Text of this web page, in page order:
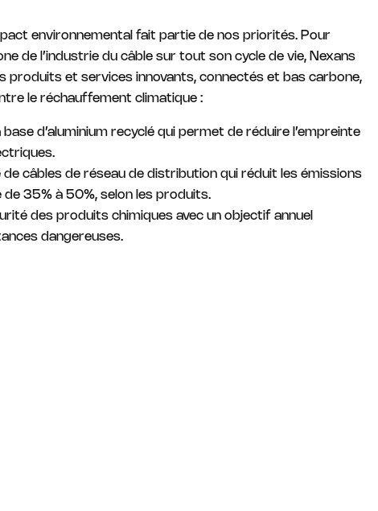
environnemental fait partie de nos priorités. Pour
de l’industrie du câble sur tout son cycle de vie, Nexans
produits et services innovants, connectés et bas carbone,
le réchauffement climatique :
d’aluminium recyclé qui permet de réduire l’empreinte
câbles de réseau de distribution qui réduit les émissions
35% à 50%, selon les produits.
des produits chimiques avec un objectif annuel
dangereuses.